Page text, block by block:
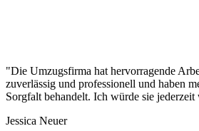
"Die Umzugsfirma hat hervorragende
zuverlässig und professionell und haben
Sorgfalt behandelt. Ich würde sie
Jessica Neuer